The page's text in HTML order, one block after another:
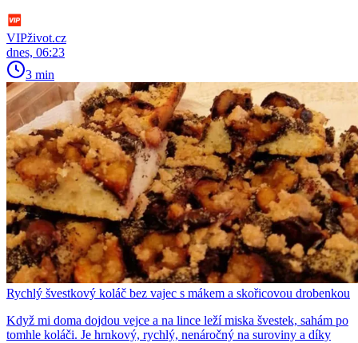
VIPživot.cz
dnes, 06:23
3 min
Rychlý švestkový koláč bez vajec s mákem a skořicovou drobenkou
Když mi doma dojdou vejce a na lince leží miska švestek, sahám po
tomhle koláči. Je hrnkový, rychlý, nenáročný na suroviny a díky